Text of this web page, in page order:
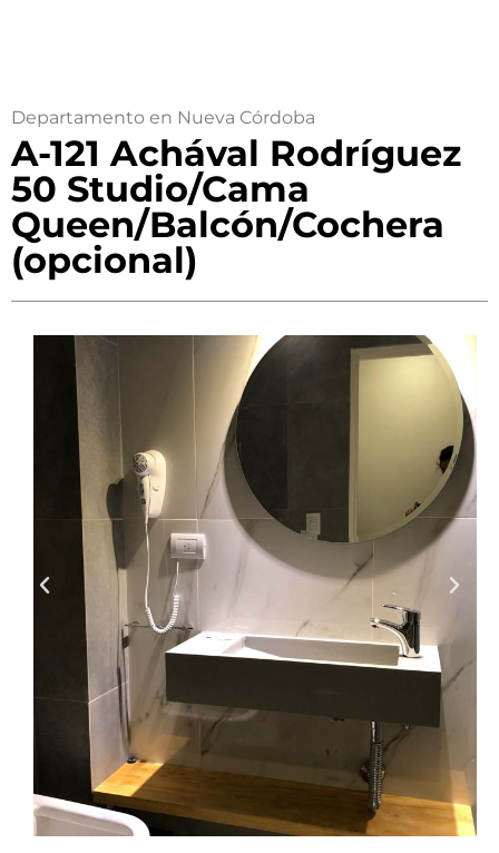
Departamento en Nueva Córdoba
A-121 Achával Rodríguez
50 Studio/Cama
Queen/Balcón/Cochera
(opcional)